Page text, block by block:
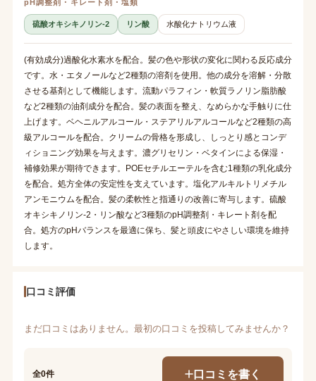
pH調整剤・キレート剤・塩類
硫酸オキシキノリン-2 リン酸 水酸化ナトリウム液
(有効成分)過酸化水素水を配合。髪の色や形状の変化に関わる反応成分
です。水・エタノールなど2種類の溶剤を使用。他の成分を溶解・分散
させる基剤として機能します。流動パラフィン・軟質ラノリン脂肪酸
など2種類の油剤成分を配合。髪の表面を整え、なめらかな手触りに仕
上げます。ベヘニルアルコール・ステアリルアルコールなど2種類の高
級アルコールを配合。クリームの骨格を形成し、しっとり感とコンデ
ィショニング効果を与えます。濃グリセリン・ベタインによる保湿・
補修効果が期待できます。POEセチルエーテルを含む1種類の乳化成分
を配合。処方全体の安定性を支えています。塩化アルキルトリメチル
アンモニウムを配合。髪の柔軟性と指通りの改善に寄与します。硫酸
オキシキノリン-2・リン酸など3種類のpH調整剤・キレート剤を配
合。処方のpHバランスを最適に保ち、髪と頭皮にやさしい環境を維持
します。
口コミ評価
まだ口コミはありません。最初の口コミを投稿してみませんか？
全0件 口コミを書く